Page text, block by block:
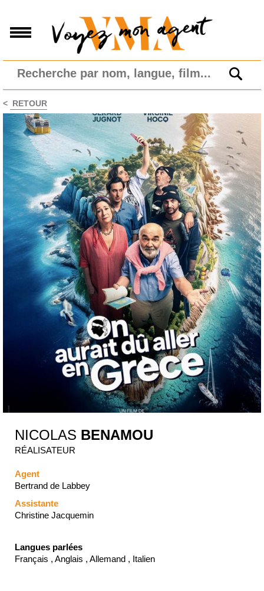
< RETOUR
NICOLAS BENAMOU
RÉALISATEUR
Agent
Bertrand de Labbey
Assistante
Christine Jacquemin
Langues parlées
Français , Anglais , Allemand , Italien